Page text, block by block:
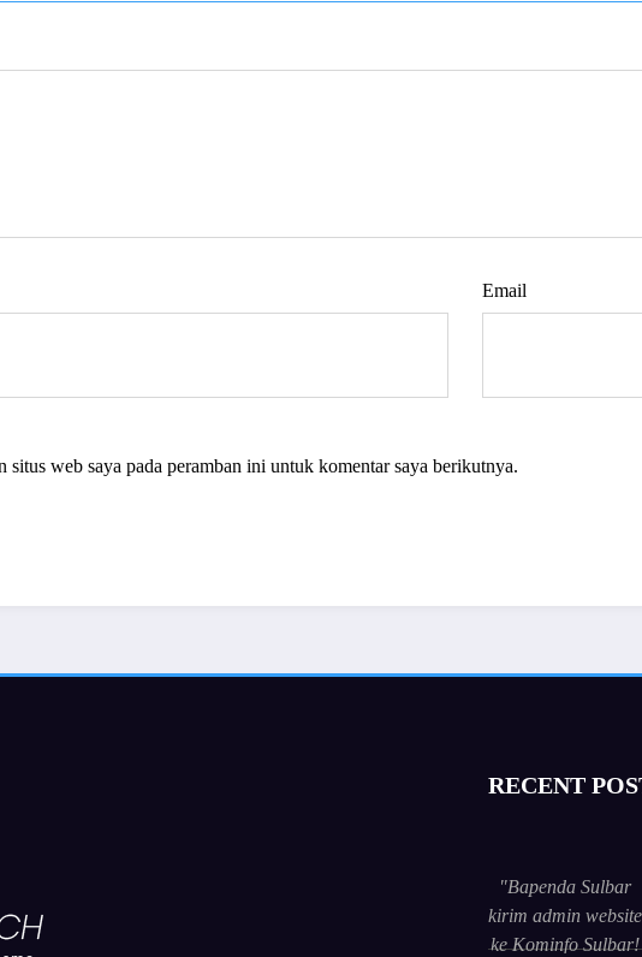
Email
situs web saya pada peramban ini untuk komentar saya berikutnya.
RECENT
"Bapenda Sulbar
kirim admin website
ke Kominfo Sulbar!